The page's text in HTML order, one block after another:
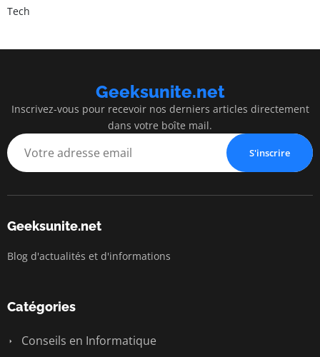
Tech
Geeksunite.net
Inscrivez-vous pour recevoir nos derniers articles directement
dans votre boîte mail.
S'inscrire
Geeksunite.net
Blog d'actualités et d'informations
Catégories
Conseils en Informatique